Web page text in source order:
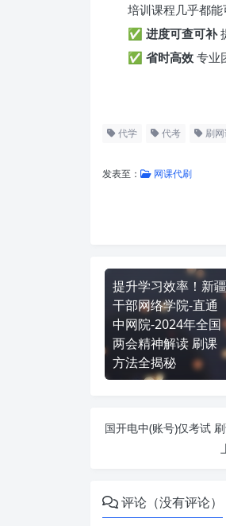
培训课程几乎都能
✅ 进度可查可补
✅ 省时高效 专业
代学 代考 刷
发表至： 网课代刷
提升学习效率！新疆
干部网络学院-直通
中网院-2024年全国
两会精神解读 刷课
方法全揭秘
评论（没有评论）